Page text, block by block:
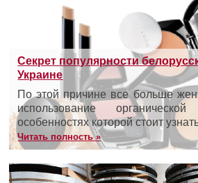
Секрет популярности
Украине
По этой причине все больше
использование
особенностях которой стоит
Читать полность »